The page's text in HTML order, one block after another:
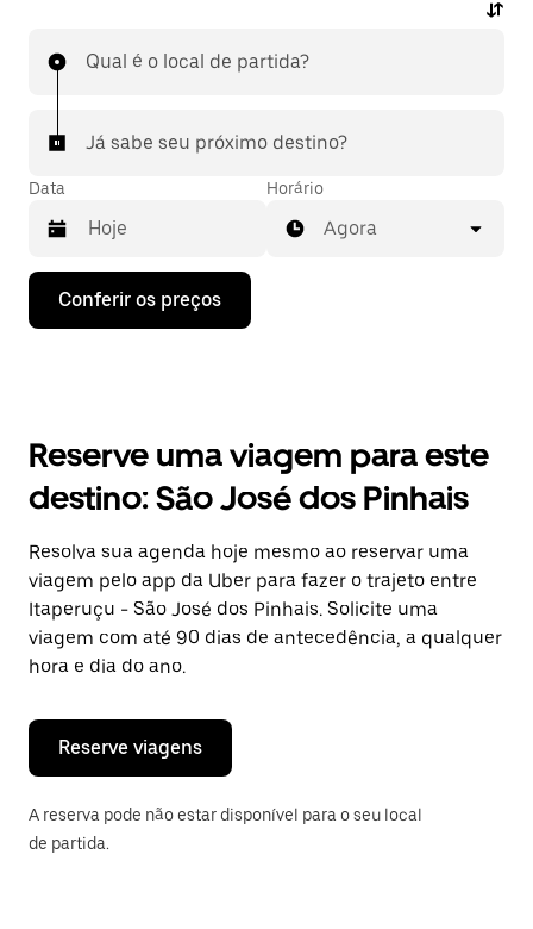
Qual é o local de partida?
Já sabe seu próximo destino?
Data
Pressione
seta
o
e
uma
data.
Pressione
a
tecla
“ESC”
para
o
calendário.
Horário
Agora
Conferir os preços
Reserve uma viagem para este
destino: São José dos Pinhais
Resolva sua agenda hoje mesmo ao reservar uma
viagem pelo app da Uber para fazer o trajeto entre
Itaperuçu - São José dos Pinhais. Solicite uma
viagem com até 90 dias de antecedência, a qualquer
hora e dia do ano.
Reserve viagens
A reserva pode não estar disponível para o seu local
de partida.